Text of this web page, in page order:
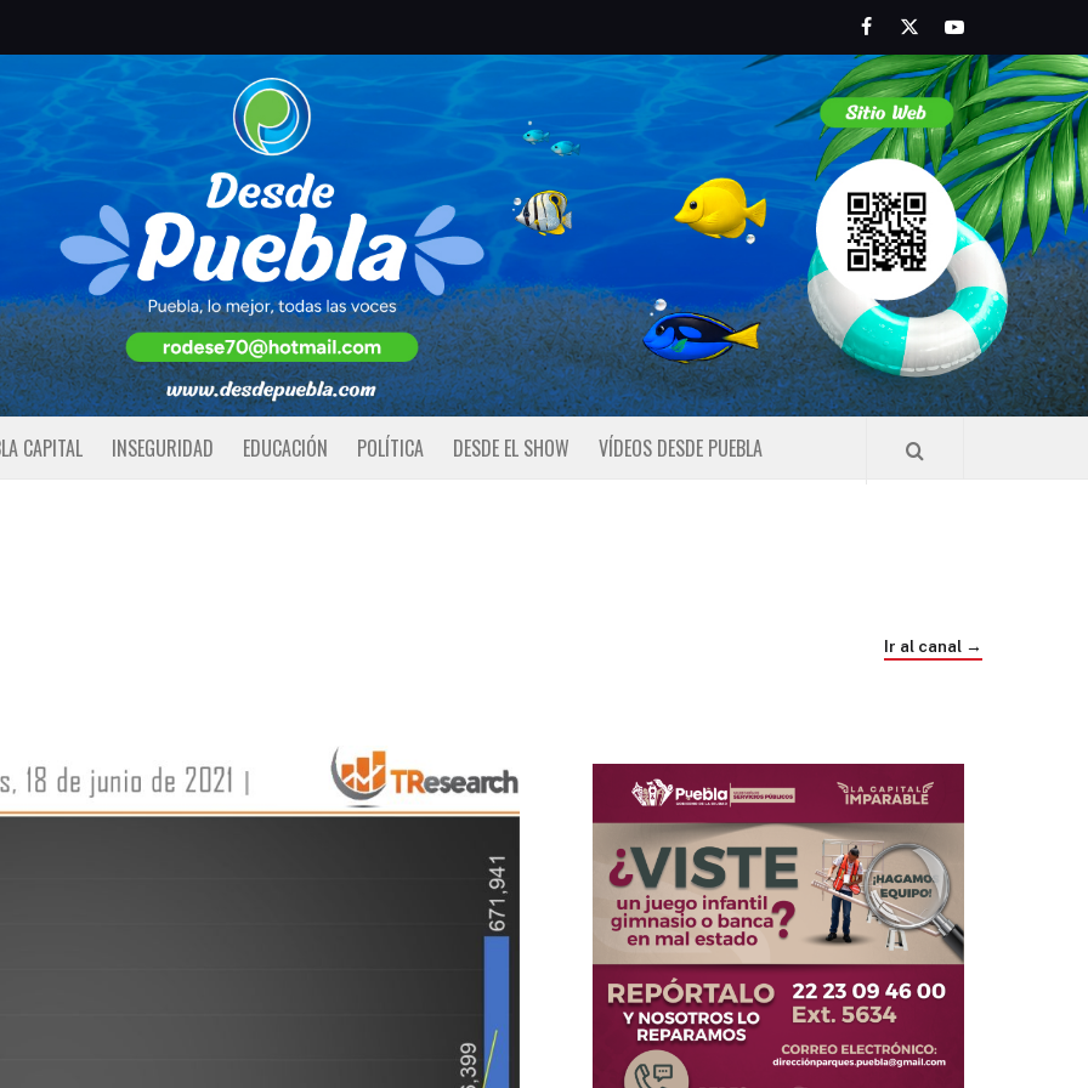
FacebookTwitterYoutube
CAPITAL INSEGURIDAD EDUCACIÓN POLÍTICA DESDE EL SHOW VÍDEOS DESDE PUEBLA
Ir al canal →